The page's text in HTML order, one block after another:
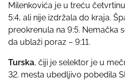
Milenkovića je u treću
5:4, ali nije izdržala do kraja.
preokrenula na 9:5. Nemačka
da ublaži poraz – 9:11.
Turska, čiji je selektor je u
32. mesta ubedljivo pobedila